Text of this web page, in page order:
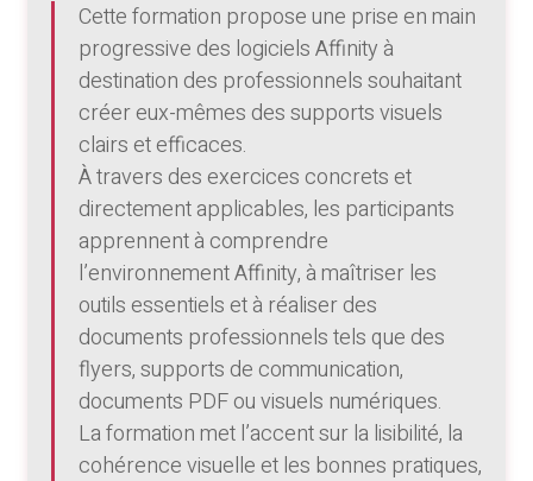
Cette formation propose une prise en main
progressive des logiciels Affinity à
destination des professionnels souhaitant
créer eux-mêmes des supports visuels
clairs et efficaces.
À travers des exercices concrets et
directement applicables, les participants
apprennent à comprendre
l’environnement Affinity, à maîtriser les
outils essentiels et à réaliser des
documents professionnels tels que des
flyers, supports de communication,
documents PDF ou visuels numériques.
La formation met l’accent sur la lisibilité, la
cohérence visuelle et les bonnes pratiques,